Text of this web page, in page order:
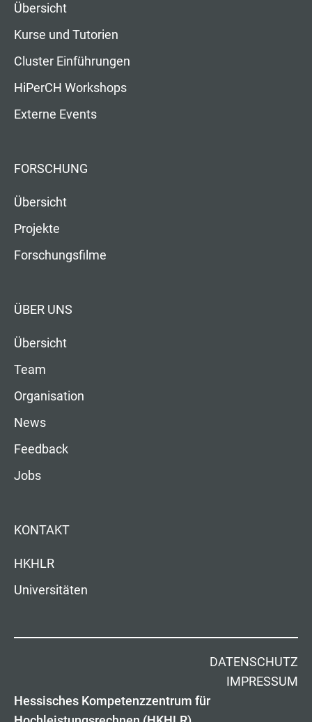
Übersicht
Kurse und Tutorien
Cluster Einführungen
HiPerCH Workshops
Externe Events
FORSCHUNG
Übersicht
Projekte
Forschungsfilme
ÜBER UNS
Übersicht
Team
Organisation
News
Feedback
Jobs
KONTAKT
HKHLR
Universitäten
DATENSCHUTZ
IMPRESSUM
Hessisches Kompetenzzentrum für